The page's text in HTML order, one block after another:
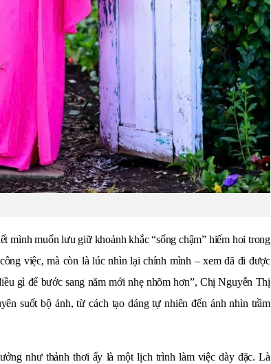
mình muốn lưu giữ khoảnh khắc “sống chậm” hiếm hoi trong
việc, mà còn là lúc nhìn lại chính mình – xem đã đi được
gì để bước sang năm mới nhẹ nhõm hơn”, Chị Nguyễn Thị
suốt bộ ảnh, từ cách tạo dáng tự nhiên đến ánh nhìn trầm
như thảnh thơi ấy là một lịch trình làm việc dày đặc. Là